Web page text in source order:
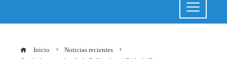
Inicio
Noticias recientes